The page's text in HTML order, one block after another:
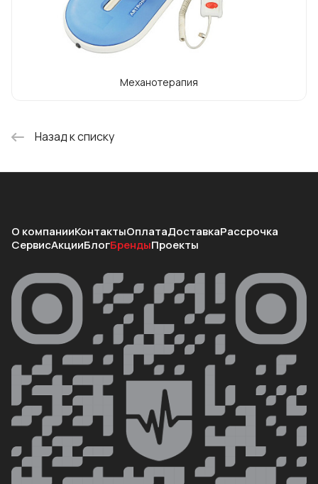
суставов.
Механотерапия
Назад к списку
О компанииКонтактыОплатаДоставкаРассрочка
СервисАкцииБлогБрендыПроекты